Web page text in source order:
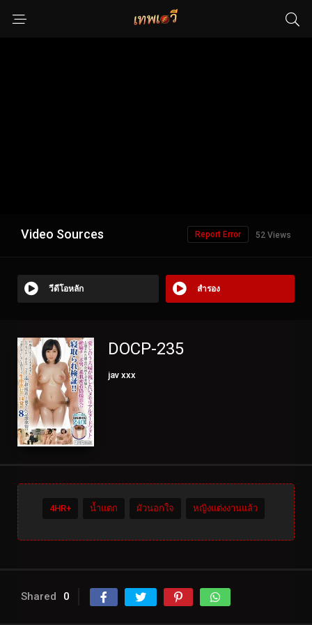
Video Sources 52 Views
Report Error
วีดีโอหลัก สำรอง
DOCP-235
jav xxx
4HR+ น้ำแตก ผัวนอกใจ หญิงแต่งงานแล้ว
Shared 0